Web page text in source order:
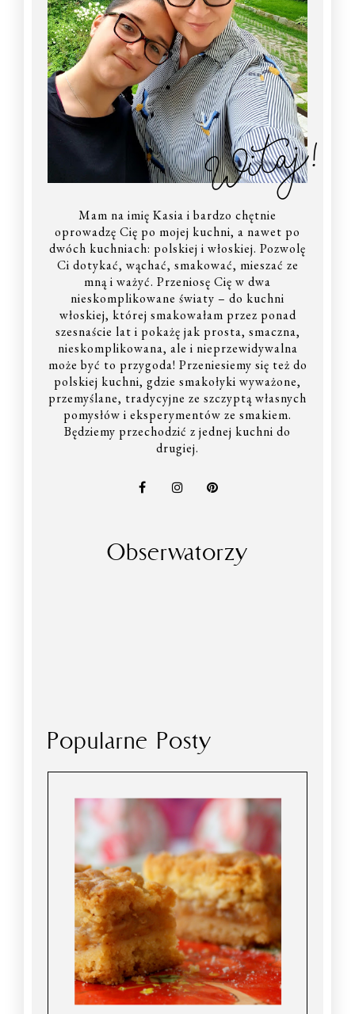
Witaj!
Mam na imię Kasia i bardzo chętnie
oprowadzę Cię po mojej kuchni, a nawet po
dwóch kuchniach: polskiej i włoskiej. Pozwolę
Ci dotykać, wąchać, smakować, mieszać ze
mną i ważyć. Przeniosę Cię w dwa
nieskomplikowane światy – do kuchni
włoskiej, której smakowałam przez ponad
szesnaście lat i pokażę jak prosta, smaczna,
nieskomplikowana, ale i nieprzewidywalna
może być to przygoda! Przeniesiemy się też do
polskiej kuchni, gdzie smakołyki wyważone,
przemyślane, tradycyjne ze szczyptą własnych
pomysłów i eksperymentów ze smakiem.
Będziemy przechodzić z jednej kuchni do
drugiej.
Obserwatorzy
Popularne Posty